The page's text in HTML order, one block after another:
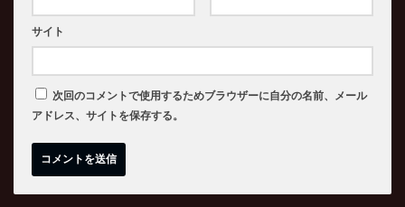
サイト
次回のコメントで使用するためブラウザーに自分の名前、メール
アドレス、サイトを保存する。